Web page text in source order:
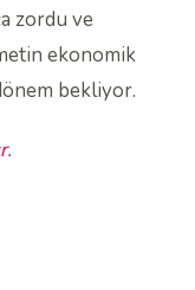
zordu ve
ekonomik
bekliyor.